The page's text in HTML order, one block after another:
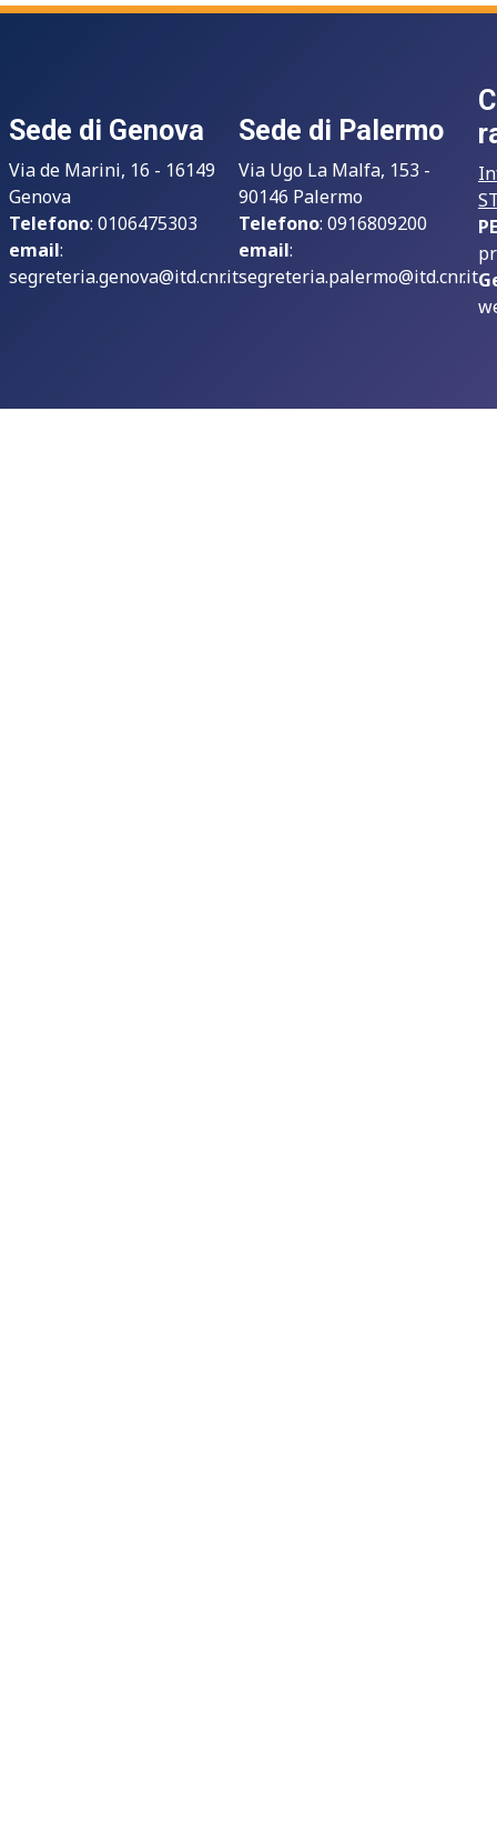
Sede di Genova
Via de Marini, 16 - 16149
Genova
Telefono: 0106475303
email:
segreteria.genova@itd.cnr.it
Sede di Palermo
Via Ugo La Malfa, 153 -
90146 Palermo
Telefono: 0916809200
email:
segreteria.palermo@itd.cnr.it